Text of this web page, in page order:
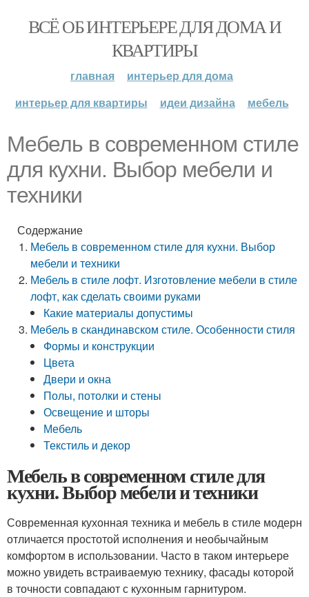
ВСЁ ОБ ИНТЕРЬЕРЕ ДЛЯ ДОМА И
КВАРТИРЫ
главная
интерьер для дома
интерьер для квартиры
идеи дизайна мебель
Мебель в современном стиле
для кухни. Выбор мебели и
техники
Содержание
Мебель в современном стиле для кухни. Выбор
мебели и техники
Мебель в стиле лофт. Изготовление мебели в стиле
лофт, как сделать своими руками
Какие материалы допустимы
Мебель в скандинавском стиле. Особенности стиля
Формы и конструкции
Цвета
Двери и окна
Полы, потолки и стены
Освещение и шторы
Мебель
Текстиль и декор
Мебель в современном стиле для
кухни. Выбор мебели и техники
Современная кухонная техника и мебель в стиле модерн
отличается простотой исполнения и необычайным
комфортом в использовании. Часто в таком интерьере
можно увидеть встраиваемую технику, фасады которой
в точности совпадают с кухонным гарнитуром.